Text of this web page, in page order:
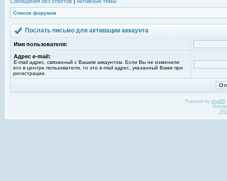
Список форумов
Послать письмо для активации аккаунта
Имя пользователя:
Адрес e-mail:
E-mail адрес, связанный с Вашим аккаунтом. Если Вы не изменили
его в центре пользователя, то это e-mail адрес, указанный Вами при
регистрации.
Powered by phpBB